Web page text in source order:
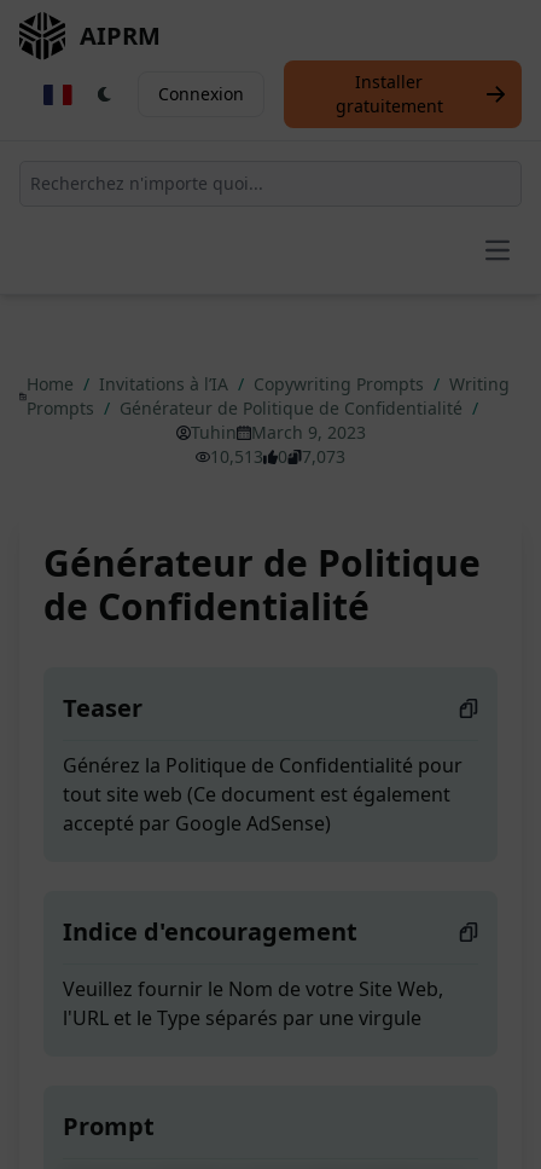
AIPRM
Connexion
Installer
gratuitement
Home / Invitations à l’IA / Copywriting Prompts / Writing
Prompts / Générateur de Politique de Confidentialité /
Tuhin
March 9, 2023
10,513
0 7,073
Générateur de Politique
de Confidentialité
Teaser
Générez la Politique de Confidentialité pour
tout site web (Ce document est également
accepté par Google AdSense)
Indice d'encouragement
Veuillez fournir le Nom de votre Site Web,
l'URL et le Type séparés par une virgule
Prompt